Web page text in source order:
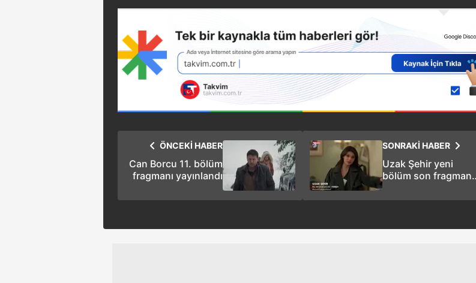
SONRAKİ HABER
Uzak Şehir yeni
bölüm son fragman!
fragman)
ÖNCEKİ HABER
Can Borcu 11. bölüm
fragmanı yayınlandı